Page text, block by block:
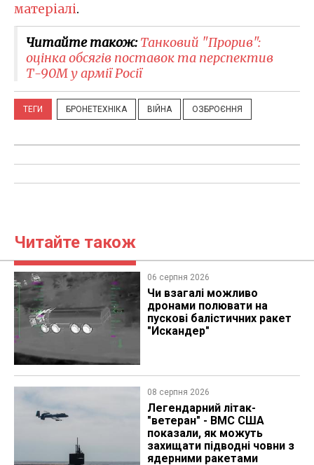
матеріалі.
Читайте також:Танковий "Прорив":
оцінка обсягів поставок та перспектив
Т-90М у армії Росії
ТЕГИ БРОНЕТЕХНІКА ВІЙНА ОЗБРОЄННЯ
Читайте також
06 серпня 2026
Чи взагалі можливо
дронами полювати на
пускові балістичних ракет
"Искандер"
08 серпня 2026
Легендарний літак-
"ветеран" - ВМС США
показали, як можуть
захищати підводні човни з
ядерними ракетами